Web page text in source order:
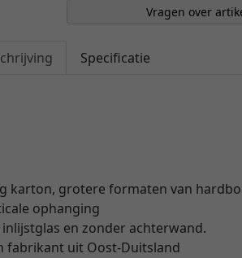
Vragen over
Specificatie
karton, grotere formaten van
ophanging
en zonder achterwand.
fabrikant uit Oost-Duitsland